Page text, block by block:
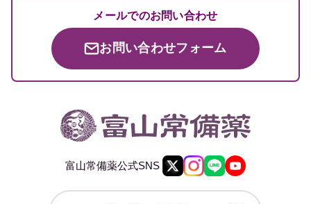
メールでのお問い合わせ
お問い合わせフォーム
富山常備薬公式SNS